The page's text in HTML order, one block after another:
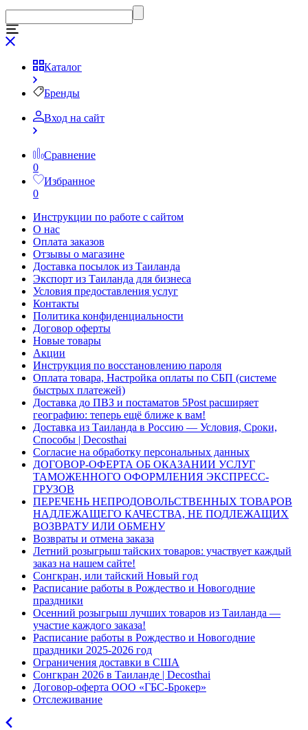
Каталог
Бренды
Вход на сайт
Сравнение
0
Избранное
0
Инструкции по работе с сайтом
О нас
Оплата заказов
Отзывы о магазине
Доставка посылок из Таиланда
Экспорт из Таиланда для бизнеса
Условия предоставления услуг
Контакты
Политика конфиденциальности
Договор оферты
Новые товары
Акции
Инструкция по восстановлению пароля
Оплата товара, Настройка оплаты по СБП (системе
быстрых платежей)
Доставка до ПВЗ и постаматов 5Post расширяет
географию: теперь ещё ближе к вам!
Доставка из Таиланда в Россию — Условия, Сроки,
Способы | Decosthai
Согласие на обработку персональных данных
ДОГОВОР-ОФЕРТА ОБ ОКАЗАНИИ УСЛУГ
ТАМОЖЕННОГО ОФОРМЛЕНИЯ ЭКСПРЕСС-
ГРУЗОВ
ПЕРЕЧЕНЬ НЕПРОДОВОЛЬСТВЕННЫХ ТОВАРОВ
НАДЛЕЖАЩЕГО КАЧЕСТВА, НЕ ПОДЛЕЖАЩИХ
ВОЗВРАТУ ИЛИ ОБМЕНУ
Возвраты и отмена заказа
Летний розыгрыш тайских товаров: участвует каждый
заказ на нашем сайте!
Сонгкран, или тайский Новый год
Расписание работы в Рождество и Новогодние
праздники
Осенний розыгрыш лучших товаров из Таиланда —
участие каждого заказа!
Расписание работы в Рождество и Новогодние
праздники 2025-2026 год
Ограничения доставки в США
Сонгкран 2026 в Таиланде | Decosthai
Договор-оферта ООО «ГБС-Брокер»
Отслеживание